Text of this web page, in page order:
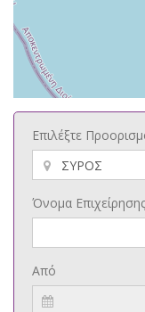
Επιλέξτε
Όνομα Επιχείρησης
Από